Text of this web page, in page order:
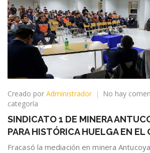
Creado por Administrador No hay
categoría
SINDICATO 1 DE MINERA
PARA HISTÓRICA HUELGA EN EL
Fracasó la mediación en minera